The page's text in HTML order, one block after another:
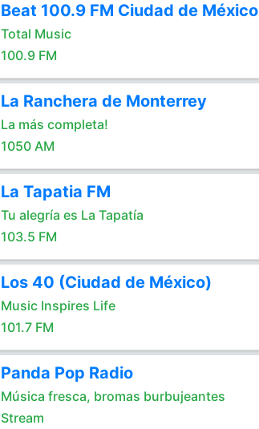
Beat 100.9 FM Ciudad de México
Total Music
100.9 FM
La Ranchera de Monterrey
La más completa!
1050 AM
La Tapatia FM
Tu alegría es La Tapatía
103.5 FM
Los 40 (Ciudad de México)
Music Inspires Life
101.7 FM
Panda Pop Radio
Música fresca, bromas burbujeantes
Stream